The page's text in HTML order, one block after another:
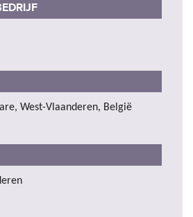
West-Vlaanderen, België